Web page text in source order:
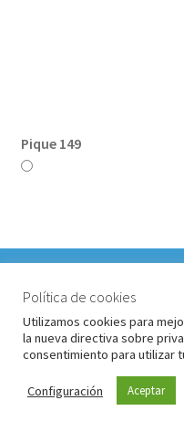
PEDIDOS RECIBIDOS
VACACIONES.
Descartar
Pique 149
Piqué amarillo
Política de cookies
Utilizamos cookies para
la nueva directiva sobre
consentimiento para utilizar
Configuración Aceptar